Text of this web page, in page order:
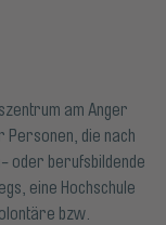
am Anger
Personen, die nach
oder berufsbildende
eine Hochschule
bzw.